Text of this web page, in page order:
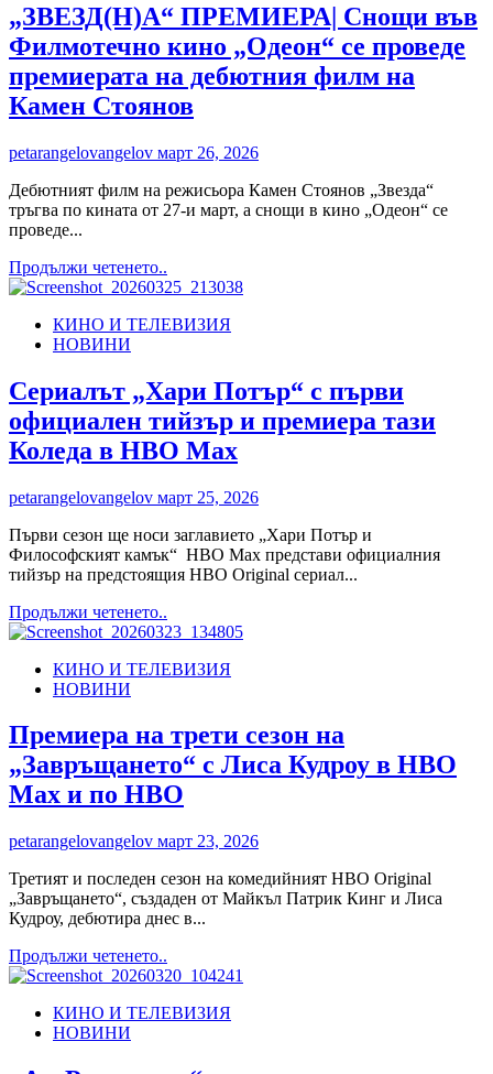
„ЗВЕЗД(Н)А“ ПРЕМИЕРА| Снощи във
Филмотечно кино „Одеон“ се проведе
премиерата на дебютния филм на
Камен Стоянов
petarangelovangelov март 26, 2026
Дебютният филм на режисьора Камен Стоянов „Звезда“
тръгва по кината от 27-и март, а снощи в кино „Одеон“ се
проведе...
Продължи четенето..
more
„ЗВЕЗД(Н)А“
във
Филмотечно
кино
„Одеон“
се
премиерата
дебютния
филм
на
Стоянов
КИНО И ТЕЛЕВИЗИЯ
НОВИНИ
Сериалът „Хари Потър“ с първи
официален тийзър и премиера тази
Коледа в HBO Max
petarangelovangelov март 25, 2026
Първи сезон ще носи заглавието „Хари Потър и
Философският камък“ HBO Max представи официалния
тийзър на предстоящия HBO Original сериал...
Продължи четенето..
more
Сериалът
с
първи
официален
тийзър
и
тази
в
HBO
Max
КИНО И ТЕЛЕВИЗИЯ
НОВИНИ
Премиера на трети сезон на
„Завръщането“ с Лиса Кудроу в HBO
Max и по HBO
petarangelovangelov март 23, 2026
Третият и последен сезон на комедийният HBO Original
„Завръщането“, създаден от Майкъл Патрик Кинг и Лиса
Кудроу, дебютира днес в...
Продължи четенето..
more
Премиера
КИНО И ТЕЛЕВИЗИЯ
НОВИНИ